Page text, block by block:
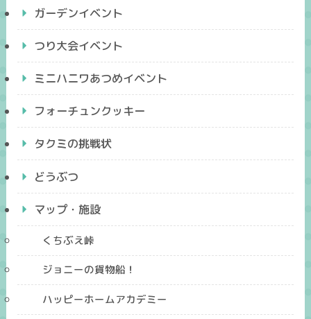
ガーデンイベント
つり大会イベント
ミニハニワあつめイベント
フォーチュンクッキー
タクミの挑戦状
どうぶつ
マップ・施設
くちぶえ峠
ジョニーの貨物船！
ハッピーホームアカデミー